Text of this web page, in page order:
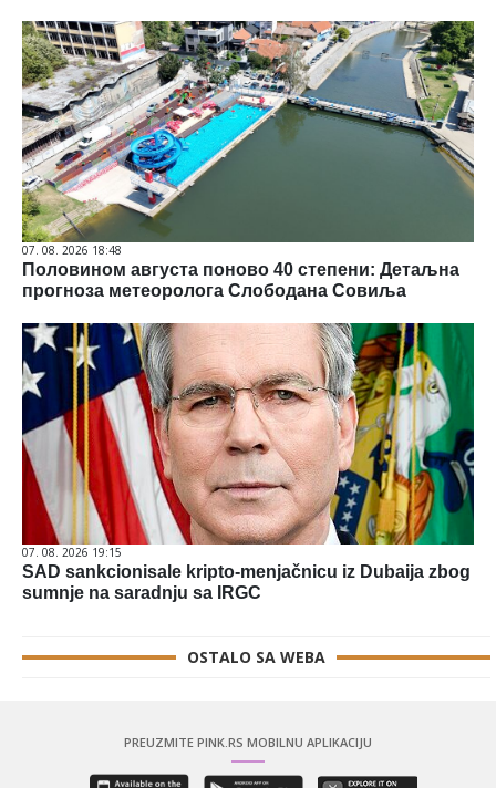
07. 08. 2026 18:48
Половином августа поново 40 степени: Детаљна
прогноза метеоролога Слободана Совиља
07. 08. 2026 19:15
SAD sankcionisale kripto-menjačnicu iz Dubaija zbog
sumnje na saradnju sa IRGC
OSTALO SA WEBA
PREUZMITE PINK.RS MOBILNU APLIKACIJU